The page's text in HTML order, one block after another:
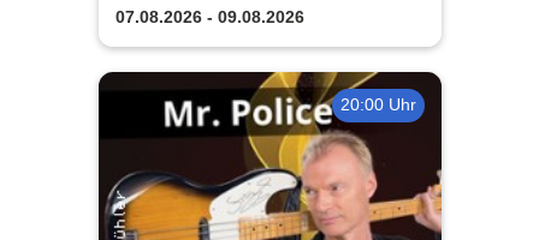
- Magdeburg
07.08.2026 - 09.08.2026
20:00 Uhr